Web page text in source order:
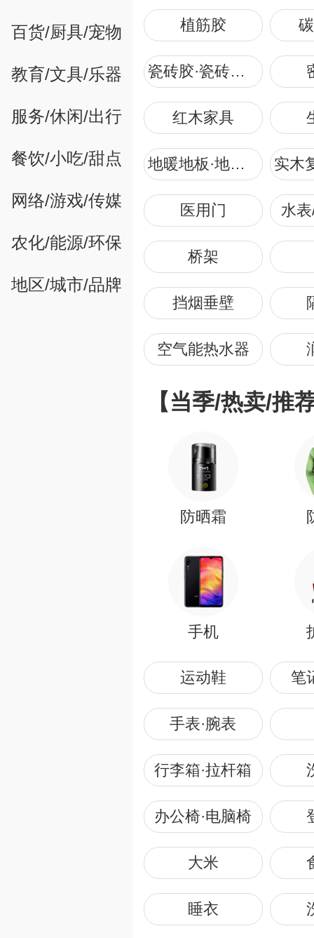
百货/厨具/宠物
教育/文具/乐器
服务/休闲/出行
餐饮/小吃/甜点
网络/游戏/传媒
农化/能源/环保
地区/城市/品牌
植筋胶
瓷砖胶·瓷砖粘结剂
红木家具
地暖地板·地热地板
医用门 水
桥架
挡烟垂壁
空气能热水器
【当季/热卖/推
防晒霜
手机
运动鞋 笔
手表·腕表
行李箱·拉杆箱
办公椅·电脑椅
大米
睡衣